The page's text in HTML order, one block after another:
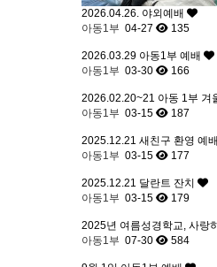
2026.04.26. 야외예배
아동1부 04-27 135
2026.03.29 아동1부 예배
아동1부 03-30 166
2026.02.20~21 아동 1부 겨
아동1부 03-15 187
2025.12.21 새친구 환영 예배
아동1부 03-15 177
2025.12.21 달란트 잔치
아동1부 03-15 179
2025년 여름성경학교, 사랑
아동1부 07-30 584